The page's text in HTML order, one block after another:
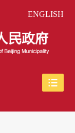
ENGLISH